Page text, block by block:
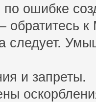
ошибке
обратитесь
следует.
и запреты.